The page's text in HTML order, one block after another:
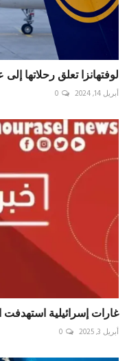
لوفتهانزا تعلق رحلاتها
أبريل 14, 2024 0
غارات إسرائيلية استهدفت اللواء 75 في المقيلبية
أبريل 3, 2025 0